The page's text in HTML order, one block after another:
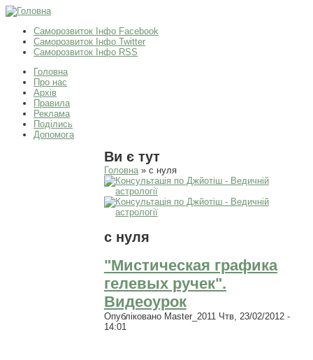
Саморозвиток Інфо Facebook
Саморозвиток Інфо Twitter
Саморозвиток Інфо RSS
Головна
Про нас
Архів
Правила
Реклама
Поділись
Допомога
Ви є тут
Головна» с нуля
с нуля
"Мистическая графика
гелевых ручек".
Видеоурок
Опубліковано Master_2011 Чтв, 23/02/2012 -
14:01